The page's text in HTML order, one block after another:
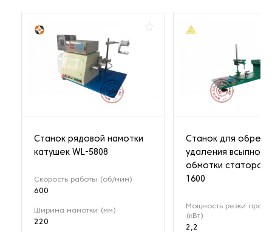
Станок рядовой намотки
катушек WL-5808
Скорость работы (об/мин)
600
Ширина намотки (мм)
220
Станок для
удаления всыпной
обмотки статоров
1600
Мощность резки
(кВт)
2,2